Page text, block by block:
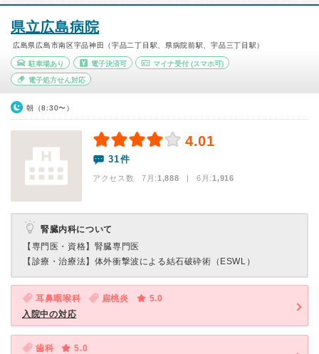
県立広島病院
広島県広島市南区宇品神田（宇品二丁目駅、県病院前駅、宇品三丁目駅）
駐車場あり 電子決済可 マイナ受付 (スマホ可)
電子処方せん対応
朝（8:30〜）
4.01
31件
アクセス数 7月:1,888 | 6月:1,916
腎臓内科について
【専門医・資格】 腎臓専門医
【診療・治療法】 体外衝撃波による結石破砕術（ESWL）
耳鼻咽喉科 扁桃炎
5.0
入院中の対応
歯科
5.0